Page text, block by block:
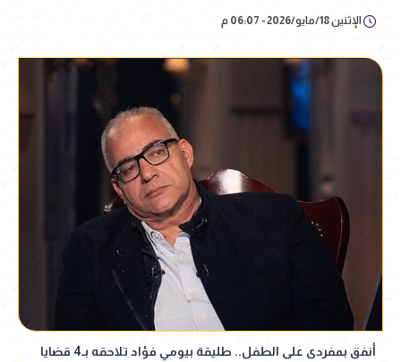
الإثنين 18/مايو/2026 - 06:07 م
أنفق بمفردى على الطفل.. طليقة بيومي فؤاد تلاحقه بـ4 قضايا